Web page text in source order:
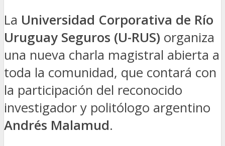
La Universidad Corporativa de Río
Uruguay Seguros (U-RUS) organiza
una nueva charla magistral abierta a
toda la comunidad, que contará con
la participación del reconocido
investigador y politólogo argentino
Andrés Malamud.